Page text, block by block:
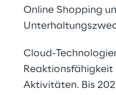
Online Shopping
Cloud-
Reaktionsfähigkeit
Aktivitäten. Bis